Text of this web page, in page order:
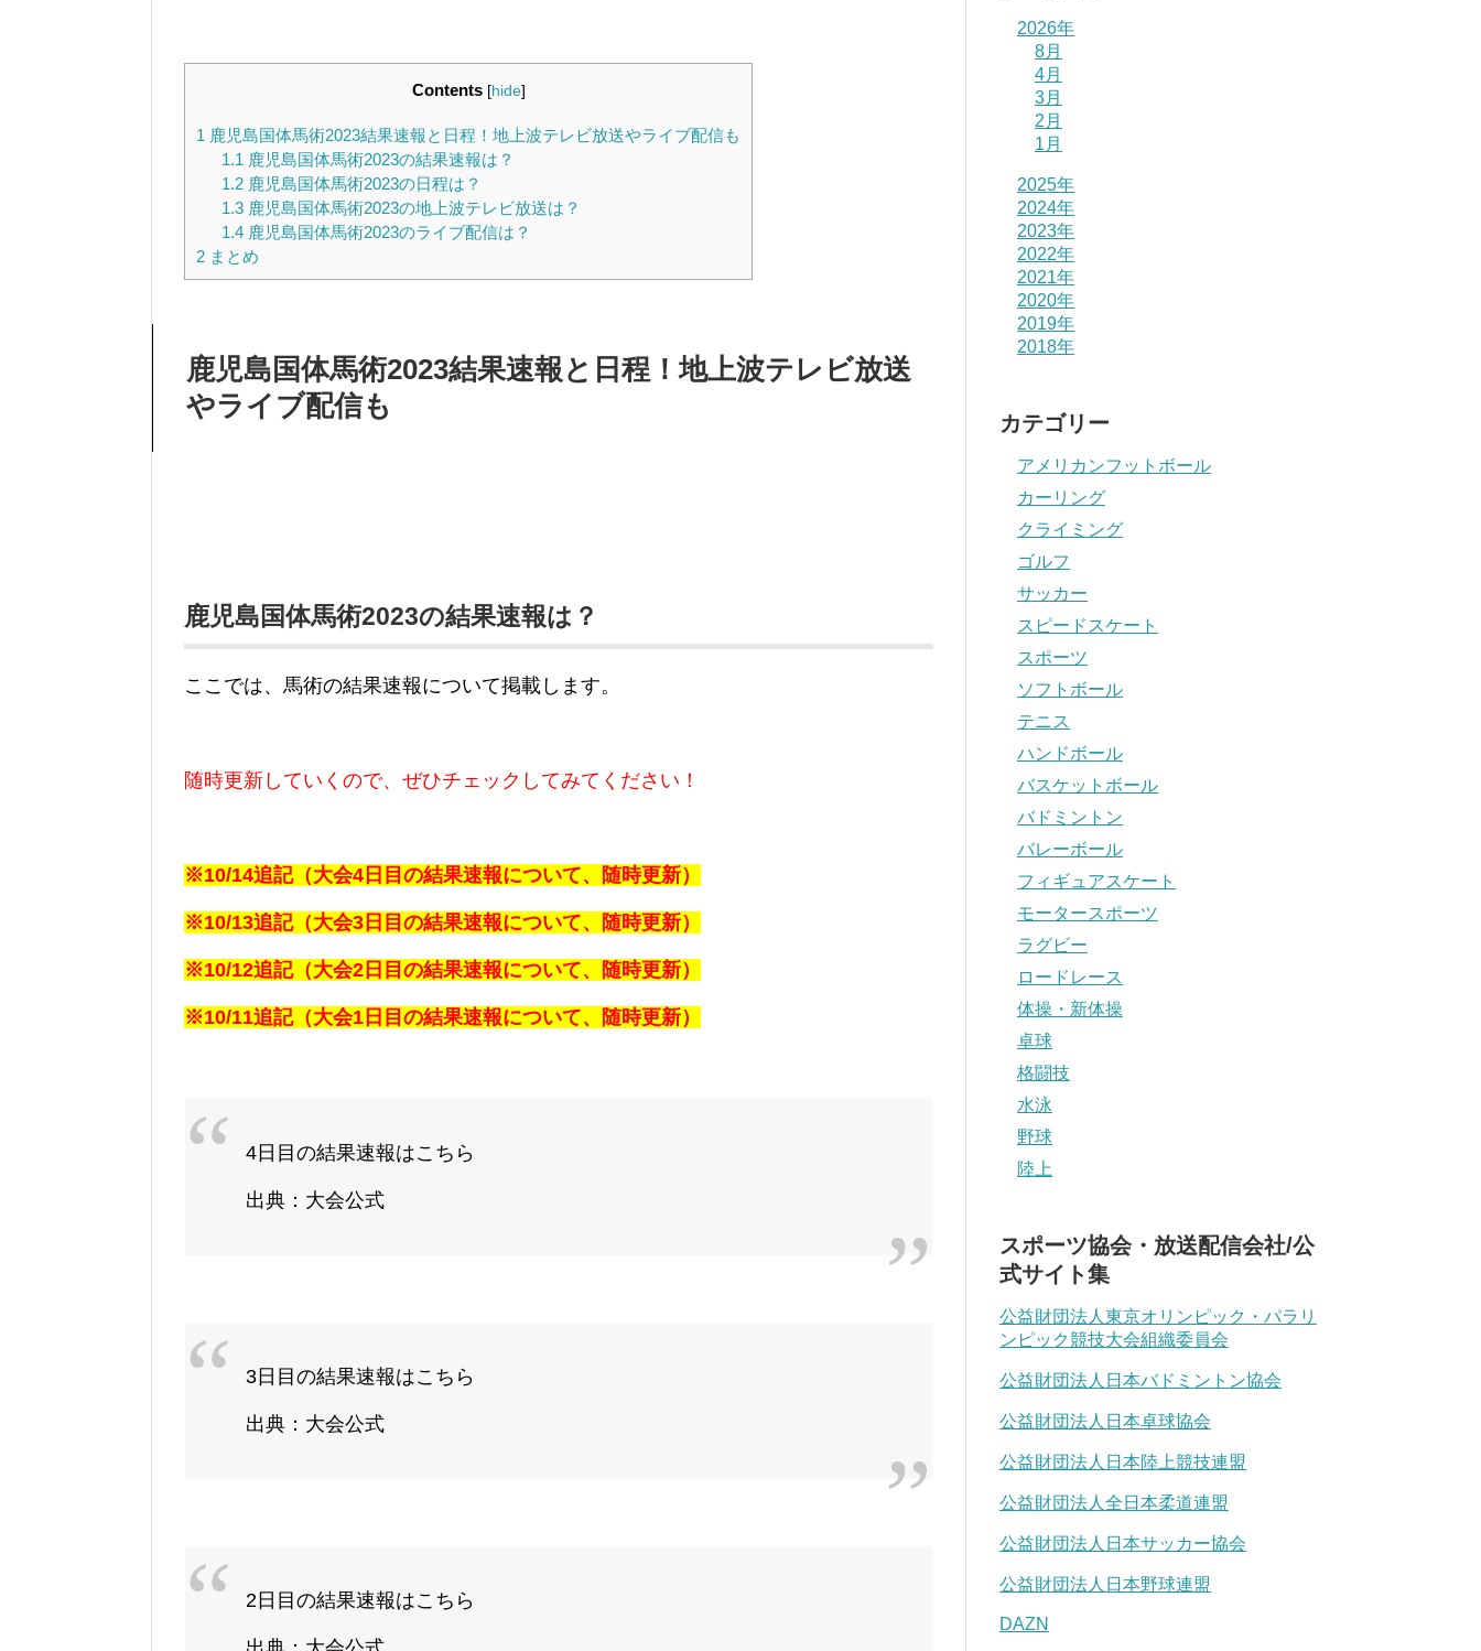
Contents [hide]
1 鹿児島国体馬術2023結果速報と日程！地上波テレビ放送やライブ配信も
1.1 鹿児島国体馬術2023の結果速報は？
1.2鹿児島国体馬術2023の日程は？
1.3鹿児島国体馬術2023の地上波テレビ放送は？
1.4鹿児島国体馬術2023のライブ配信は？
2 まとめ
鹿児島国体馬術2023結果速報と日程！地上波テレビ放送
やライブ配信も
鹿児島国体馬術2023の結果速報は？
ここでは、馬術の結果速報について掲載します。
随時更新していくので、ぜひチェックしてみてください！
※10/14追記（大会4日目の結果速報について、随時更新）
※10/13追記（大会3日目の結果速報について、随時更新）
※10/12追記（大会2日目の結果速報について、随時更新）
※10/11追記（大会1日目の結果速報について、随時更新）
4日目の結果速報はこちら
出典：大会公式
3日目の結果速報はこちら
出典：大会公式
2日目の結果速報はこちら
2026年
8月
4月
3月
2月
1月
2025年
2024年
2023年
2022年
2021年
2020年
2019年
2018年
カテゴリー
アメリカンフットボール
カーリング
クライミング
ゴルフ
サッカー
スピードスケート
スポーツ
ソフトボール
テニス
ハンドボール
バスケットボール
バドミントン
バレーボール
フィギュアスケート
モータースポーツ
ラグビー
ロードレース
体操・新体操
卓球
格闘技
水泳
野球
陸上
スポーツ協会・放送配信会社/公
式サイト集
公益財団法人東京オリンピック・パラリ
ンピック競技大会組織委員会
公益財団法人日本バドミントン協会
公益財団法人日本卓球協会
公益財団法人日本陸上競技連盟
公益財団法人全日本柔道連盟
公益財団法人日本サッカー協会
公益財団法人日本野球連盟
DAZN